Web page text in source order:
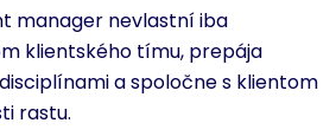
manager nevlastní iba
klientského tímu, prepája
a spoločne s klientom
rastu.